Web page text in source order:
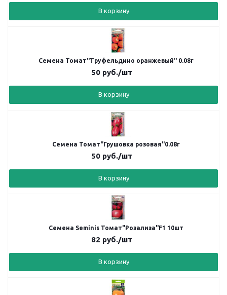
В корзину
Семена Томат"Труфельдино оранжевый" 0.08г
50 руб./шт
В корзину
Семена Томат"Грушовка розовая"0.08г
50 руб./шт
В корзину
Семена Seminis Томат"Розализа"F1 10шт
82 руб./шт
В корзину